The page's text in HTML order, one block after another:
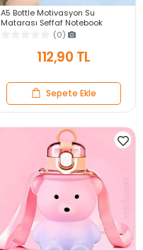
A5 Bottle Motivasyon Su
Matarası Şeffaf Notebook
Taşınabilir Sporcu Suluk Su
(0)
112,90 TL
Sepete Ekle